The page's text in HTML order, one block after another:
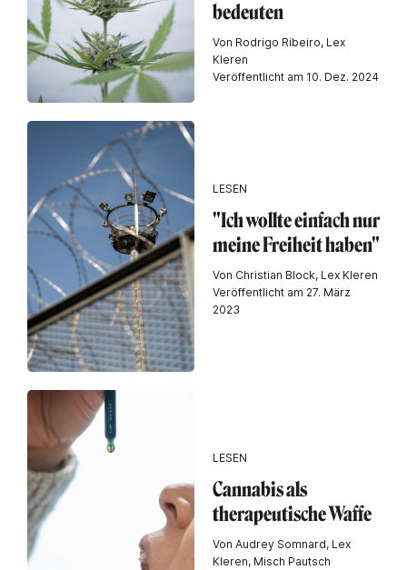
bedeuten
Von Rodrigo Ribeiro, Lex
Kleren
Veröffentlicht am 10. Dez. 2024
LESEN
"Ich wollte einfach nur
meine Freiheit haben"
Von Christian Block, Lex Kleren
Veröffentlicht am 27. März
2023
LESEN
Cannabis als
therapeutische Waffe
Von Audrey Somnard, Lex
Kleren, Misch Pautsch